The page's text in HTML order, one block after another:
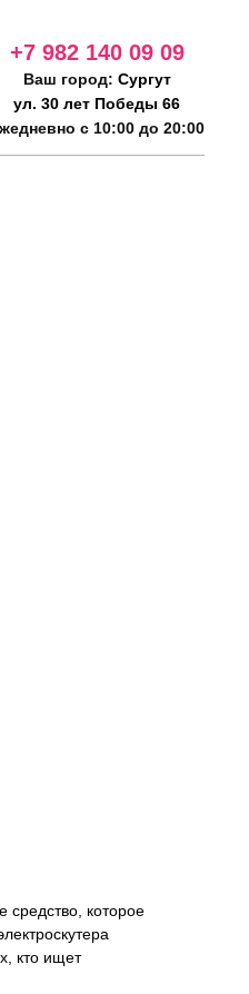
+7 982 140 09 09
Ваш город: Сургут
ул. 30 лет Победы 66
с 10:00 до 20:00
средство, которое
кто ищет